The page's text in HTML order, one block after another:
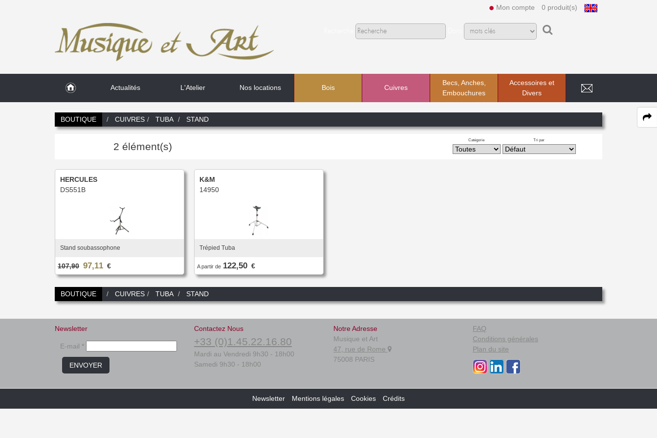
Mon compte 0 produit(s)
Actualités L'Atelier Nos locations Bois Cuivres
Becs, Anches,
Embouchures
Accessoires et
Divers
Recherche
BOUTIQUE CUIVRES TUBA STAND
2 élément(s)
Catégorie Tri par
HERCULES
DS551B
Stand soubassophone
107,90 97,11 €
K&M
14950
Trépied Tuba
A partir de 122,50 €
BOUTIQUE CUIVRES TUBA STAND
Newsletter
E-mail *
ENVOYER
Contactez Nous
+33 (0)1.45.22.16.80
Mardi au Vendredi 9h30 - 18h00
Samedi 9h30 - 18h00
Notre Adresse
Musique et Art
47, rue de Rome
75008 PARIS
FAQ
Conditions générales
Plan du site
Newsletter Mentions légales Cookies Crédits